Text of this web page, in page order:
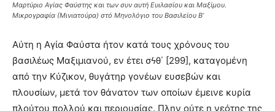
Μαρτύριο Αγίας Φαύστης και των συν αυτή Ευιλασίου και Μαξίμου.
Μικρογραφία (Μινιατούρα) στό Μηνολόγιο του Βασιλείου Β’
Aύτη η Aγία Φαύστα ήτον κατά τους χρόνους του
βασιλέως Mαξιμιανού, εν έτει σϟθ΄ [299], καταγομένη
από την Kύζικον, θυγάτηρ γονέων ευσεβών και
πλουσίων, μετά τον θάνατον των οποίων έμεινε κυρία
πλούτου πολλού και περιουσίας. Πλην ούτε η νεότης της